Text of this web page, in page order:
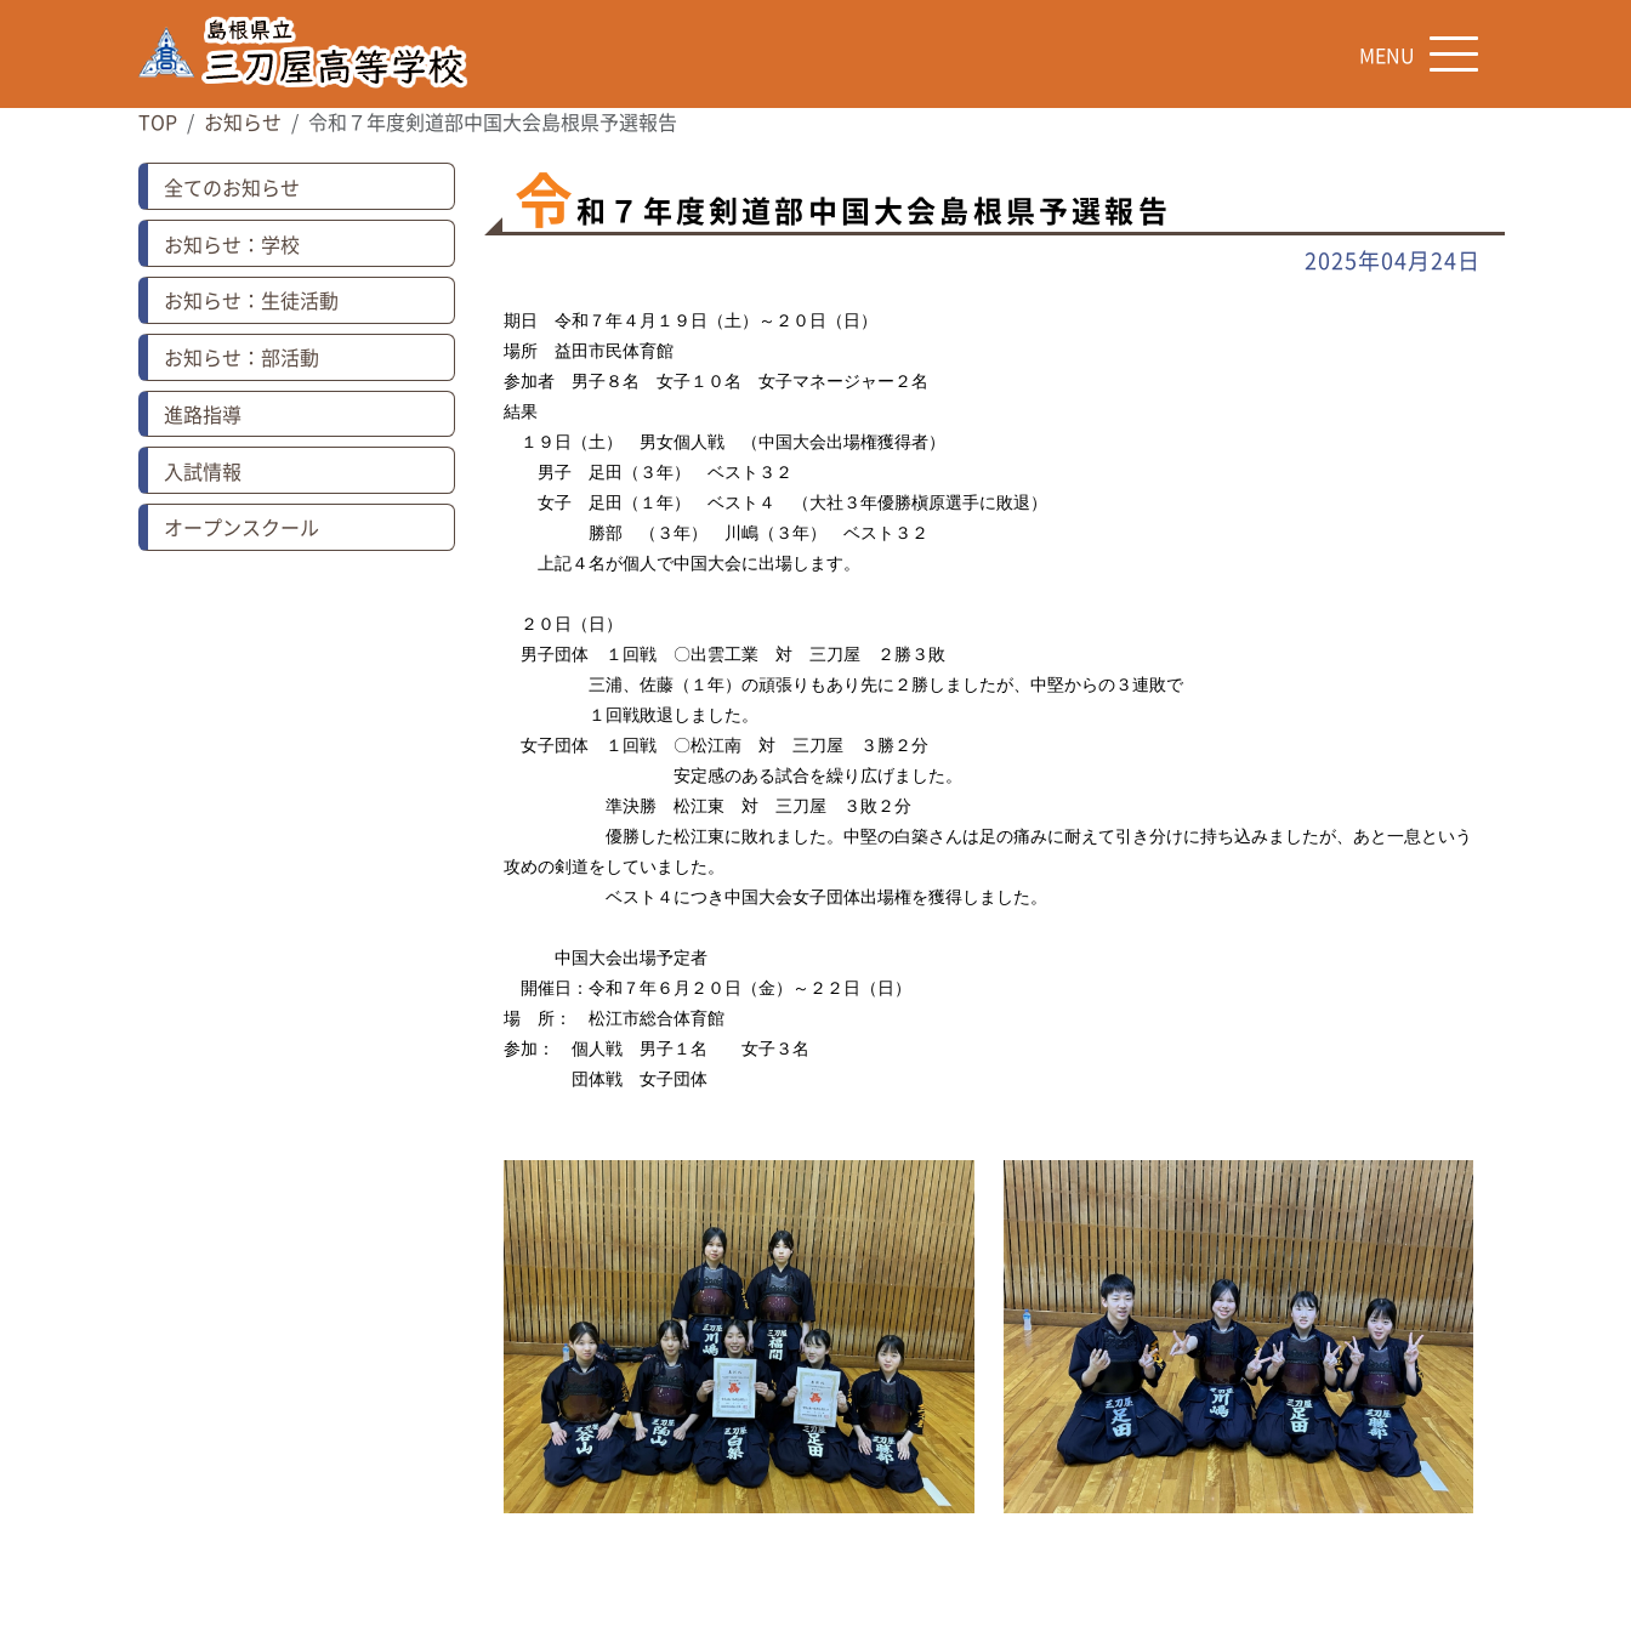
MENU
TOP お知らせ 令和７年度剣道部中国大会島根県予選報告
全てのお知らせ
お知らせ：学校
お知らせ：生徒活動
お知らせ：部活動
進路指導
入試情報
オープンスクール
令和７年度剣道部中国大会島根県予選報告
2025年04月24日
期日 令和７年４月１９日（土）～２０日（日）
場所 益田市民体育館
参加者 男子８名 女子１０名 女子マネージャー２名
結果
１９日（土） 男女個人戦 （中国大会出場権獲得者）
男子 足田（３年） ベスト３２
女子 足田（１年） ベスト４ （大社３年優勝槇原選手に敗退）
勝部 （３年） 川嶋（３年） ベスト３２
上記４名が個人で中国大会に出場します。
２０日（日）
男子団体 １回戦 〇出雲工業 対 三刀屋 ２勝３敗
三浦、佐藤（１年）の頑張りもあり先に２勝しましたが、中堅からの３連敗で
１回戦敗退しました。
女子団体 １回戦 〇松江南 対 三刀屋 ３勝２分
安定感のある試合を繰り広げました。
準決勝 松江東 対 三刀屋 ３敗２分
優勝した松江東に敗れました。中堅の白築さんは足の痛みに耐えて引き分けに持ち込みましたが、あと一息という
攻めの剣道をしていました。
ベスト４につき中国大会女子団体出場権を獲得しました。
中国大会出場予定者
開催日：令和７年６月２０日（金）～２２日（日）
場 所： 松江市総合体育館
参加： 個人戦 男子１名 女子３名
団体戦 女子団体